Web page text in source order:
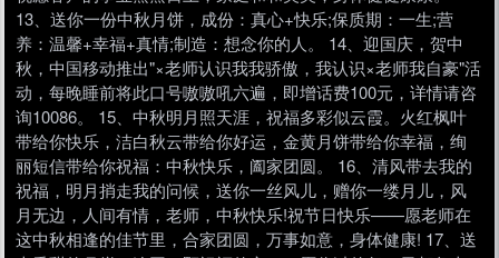
13、送你一份中秋月饼，成份：真心+快乐;保质期：一生;营
养：温馨+幸福+真情;制造：想念你的人。 14、迎国庆，贺中
秋，中国移动推出"×老师认识我我骄傲，我认识×老师我自豪"活
动，每晚睡前将此口号嗷嗷吼六遍，即增话费100元，详情请咨
询10086。 15、中秋明月照天涯，祝福多彩似云霞。火红枫叶
带给你快乐，洁白秋云带给你好运，金黄月饼带给你幸福，绚
丽短信带给你祝福：中秋快乐，阖家团圆。 16、清风带去我的
祝福，明月捎走我的问候，送你一丝风儿，赠你一缕月儿，风
月无边，人间有情，老师，中秋快乐!祝节日快乐——愿老师在
这中秋相逢的佳节里，合家团圆，万事如意，身体健康! 17、送